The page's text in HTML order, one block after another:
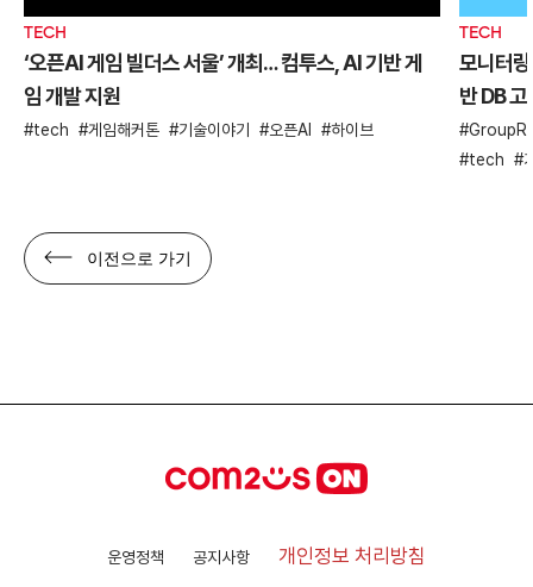
TECH
‘오픈AI 게임 빌더스 서울’ 개최… 컴투스, AI 기반 게
임 개발 지원
tech 게임해커톤 기술이야기 오픈AI 하이브
TECH
모니터
반 DB
tech
이전으로 가기
운영정책 공지사항 개인정보 처리방침